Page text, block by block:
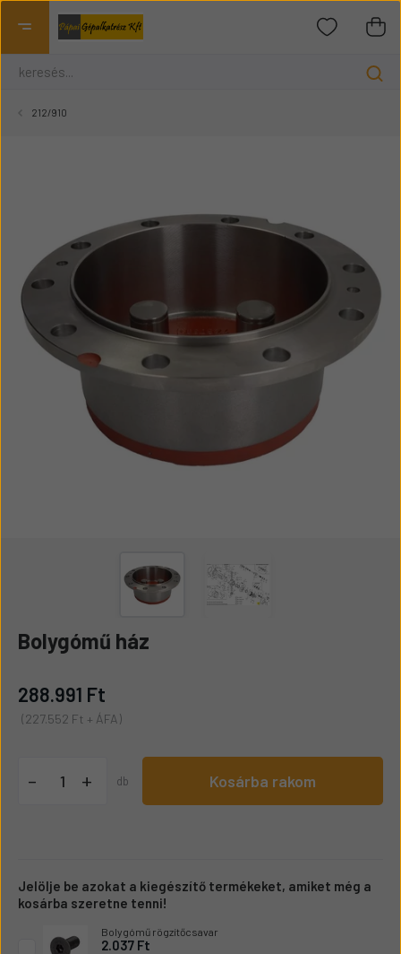
212/910
Bolygómű ház
288.991 Ft
(227.552 Ft + ÁFA)
- + db Kosárba rakom
Jelölje be azokat a kiegészítő termékeket, amiket még a
kosárba szeretne tenni!
Bolygómű rögzítőcsavar
2.037 Ft